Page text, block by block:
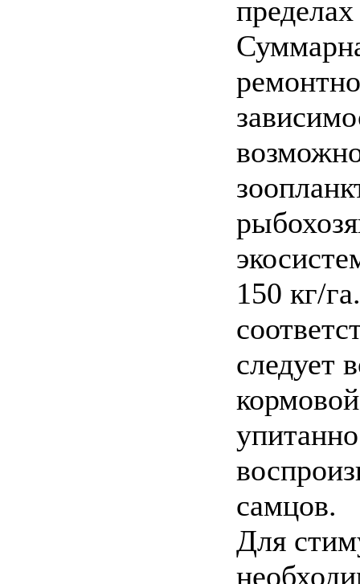
150 кг/
следует
самцов.
Для